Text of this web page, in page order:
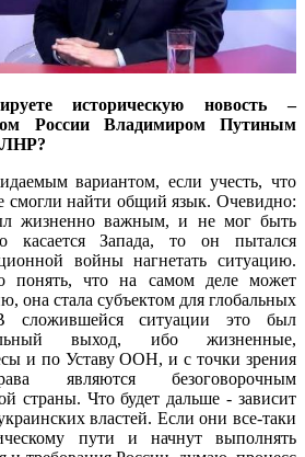
историческую новость –
России Владимиром Путиным
ЛНР?
вариантом, если учесть, что
смогли найти общий язык. Очевидно:
жизненно важным, и не мог быть
касается Запада, то он пытался
войны нагнетать ситуацию.
понять, что на самом деле может
она стала субъектом для глобальных
сложившейся ситуации это был
выход, ибо жизненные,
и по Уставу ООН, и с точки зрения
являются безоговорочным
страны. Что будет дальше - зависит
властей. Если они все-таки
пути и начнут выполнять